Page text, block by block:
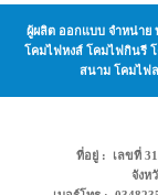
ผู้ผลิต ออกแบบ จำหน่าย
โคมไฟหงส์ โคมไฟกินรี
สนาม โคมไฟ
ที่อยู่ : เลขที่
จังห